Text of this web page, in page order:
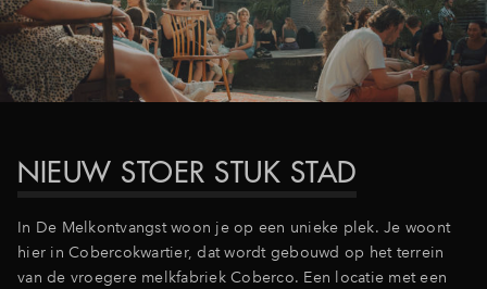
NIEUW STOER STUK STAD
In De Melkontvangst woon je op een unieke plek. Je woont
hier in Cobercokwartier, dat wordt gebouwd op het terrein
van de vroegere melkfabriek Coberco. Een locatie met een